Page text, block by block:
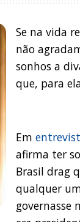
Se na vida
não
sonhos a
que, para
Em
afirma ter
Brasil drag
qualquer
governasse